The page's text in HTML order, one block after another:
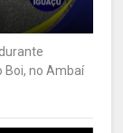
Boi, no Ambaí